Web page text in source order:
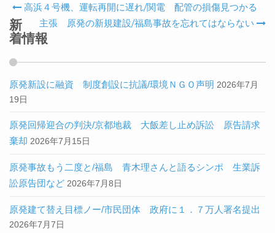
Post navigation
高浜４号機、運転再開に遅れ/関電 配管の損傷見つかる
主張 原発の新規建設/福島事故を忘れてはならない
新
着情報
原発新設に融資 制度創設に抗議/環境ＮＧＯ声明 2026年7月
19日
原発回帰迎合の判決/京都地裁 大飯差し止め訴訟 原告請求
棄却 2026年7月15日
原発事故もう二度と/福島 青木理さんと語るシンポ 生業訴
訟原告団など 2026年7月8日
原発建て替え目標ノー/市民団体 政府に１．７万人署名提出
2026年7月7日